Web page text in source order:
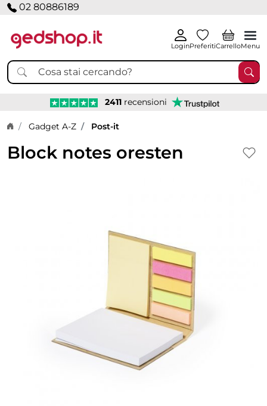
02 80886189
LoginPreferitiCarrelloMenu
2411 recensioni
Home page
Gadget A-Z Post-it
Block notes oresten